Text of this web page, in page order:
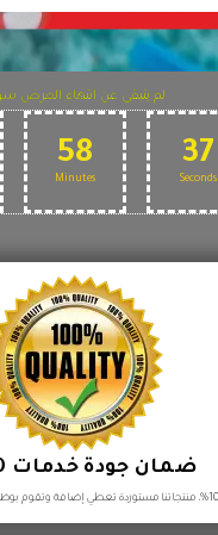
لم يتبقى عن انتهاء العرض
58
Minutes
36
Seconds
ضمان جودة خدمات 100%